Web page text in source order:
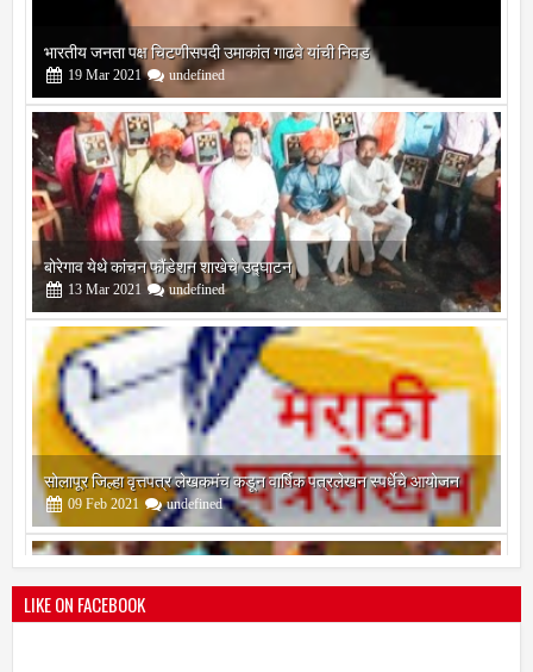
बोरेगाव येथे कांचन फौंडेशन शाखेचे उद्घाटन
13 Mar 2021 undefined
सोलापूर जिल्हा वृत्तपत्र लेखकमंच कडून वार्षिक पत्रलेखन स्पर्धेचे आयोजन
09 Feb 2021 undefined
श्री मल्लिकार्जुन प्रशालेकडून उमाकांत गाढवे यांचा सत्कार
25 2021 undefined
LIKE ON FACEBOOK